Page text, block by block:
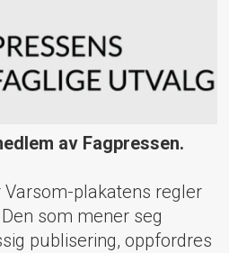
av Fagpressen.
plakatens regler
som mener seg
publisering, oppfordres